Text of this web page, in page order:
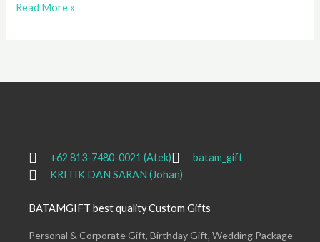
Read More »
+62 813-7480-0021 (Atek)
batam_gift
KRITIK DAN SARAN (Johan)
BATAMGIFT best quality Custom Gifts
Personal & Corporate Gift, Birthday Gift, Wedding Package